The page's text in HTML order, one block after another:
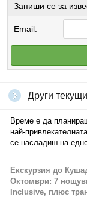
Запиши се за
Email:
Други
Време е да
най-
се насладиш на
Екскурзия до
Октомври: 7
Inclusive, плюс